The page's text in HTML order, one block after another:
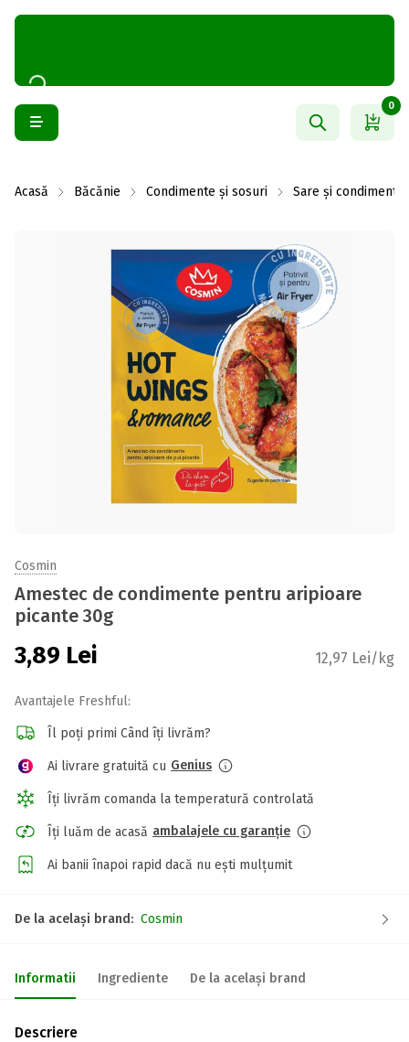
0
Acasă Băcănie Condimente și sosuri Sare și condimente
Cosmin
Amestec de condimente pentru aripioare
picante 30g
3,89 Lei 12,97 Lei/kg
Avantajele Freshful:
Îl poți primi Când îți livrăm?
Ai livrare gratuită cu Genius
Îți livrăm comanda la temperatură controlată
Îți luăm de acasă ambalajele cu garanție
Ai banii înapoi rapid dacă nu ești mulțumit
De la același brand: Cosmin
Informatii Ingrediente De la același brand
Descriere